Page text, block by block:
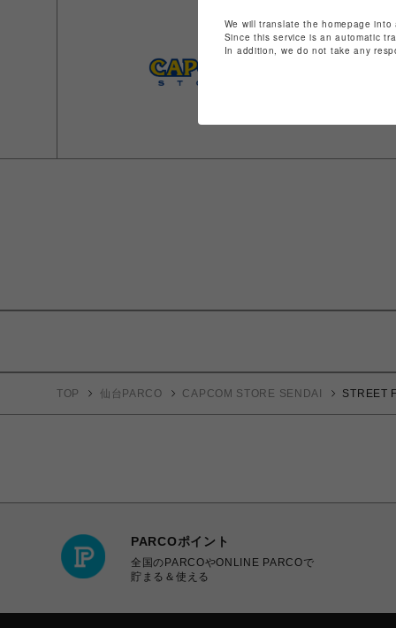
TOP 仙台PARCO CAPCOM STORE SENDAI STREET
PARCOポイント
全国のPARCOやONLINE PARCOで
貯まる＆使える
We will translate the homepage
Since this service is an automatic
In addition, we do not take any